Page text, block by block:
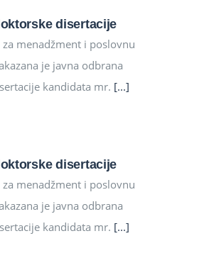
disertacije
za menadžment i poslovnu
je javna odbrana
kandidata mr. [...]
disertacije
za menadžment i poslovnu
je javna odbrana
kandidata mr. [...]